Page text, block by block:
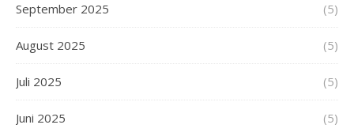
September 2025 (5)
August 2025 (5)
Juli 2025 (5)
Juni 2025 (5)